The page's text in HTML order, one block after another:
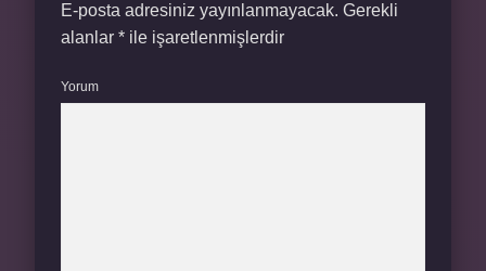
E-posta adresiniz yayınlanmayacak. Gerekli
alanlar * ile işaretlenmişlerdir
Yorum